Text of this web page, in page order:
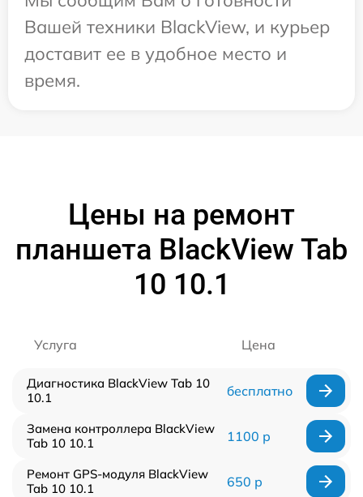
Вашей техники BlackView, и курьер
доставит ее в удобное место и
время.
Цены на ремонт
планшета BlackView Tab
10 10.1
Услуга Цена
Диагностика BlackView Tab 10
10.1
бесплатно
Замена контроллера BlackView
Tab 10 10.1
1100 р
Ремонт GPS-модуля BlackView
Tab 10 10.1
650 р